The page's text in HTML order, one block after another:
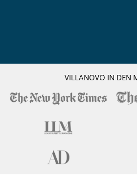
VILLANOVO IN DEN